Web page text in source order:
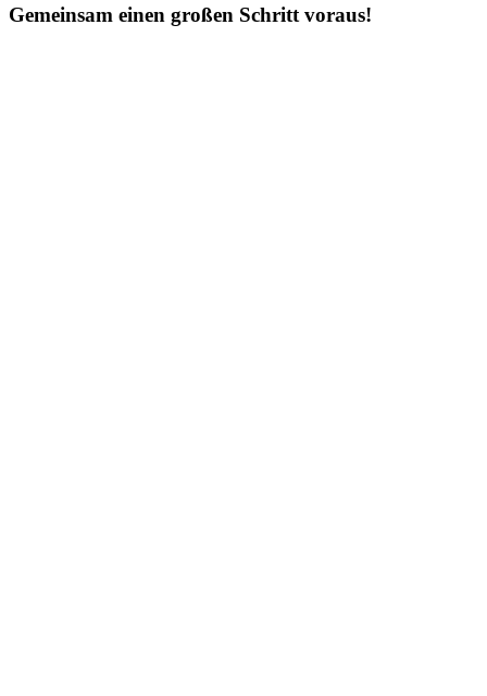
Gemeinsam einen großen Schritt voraus!